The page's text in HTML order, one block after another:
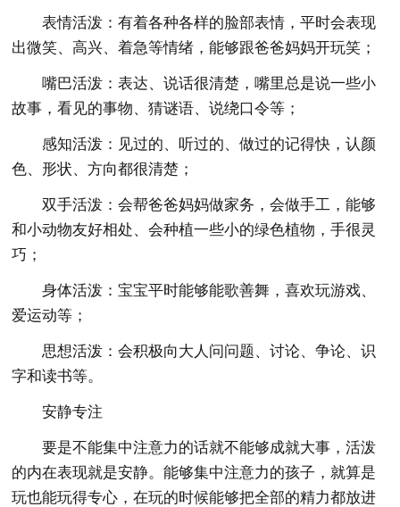
表情活泼：有着各种各样的脸部表情，平时会表现
出微笑、高兴、着急等情绪，能够跟爸爸妈妈开玩笑；
嘴巴活泼：表达、说话很清楚，嘴里总是说一些小
故事，看见的事物、猜谜语、说绕口令等；
感知活泼：见过的、听过的、做过的记得快，认颜
色、形状、方向都很清楚；
双手活泼：会帮爸爸妈妈做家务，会做手工，能够
和小动物友好相处、会种植一些小的绿色植物，手很灵
巧；
身体活泼：宝宝平时能够能歌善舞，喜欢玩游戏、
爱运动等；
思想活泼：会积极向大人问问题、讨论、争论、识
字和读书等。
安静专注
要是不能集中注意力的话就不能够成就大事，活泼
的内在表现就是安静。能够集中注意力的孩子，就算是
玩也能玩得专心，在玩的时候能够把全部的精力都放进